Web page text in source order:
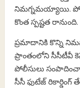
నిమగ్నమయ్యాయి.
కొంత స్పష్టత రానుంది.
ప్రమాదానికి కొన్ని
ప్రాంతంలోని సీసీటీవీ
పోలీసులు
సీసీ ఫుటేజ్